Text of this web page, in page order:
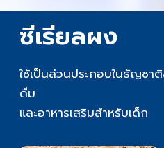
ซีเรียลผง
ใช้เป็นส่วนประกอบในธัญชา
ดื่ม
และอาหารเสริมสำหรับเด็ก